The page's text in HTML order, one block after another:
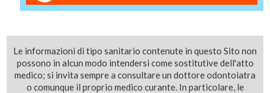
Le informazioni di tipo sanitario contenute in questo Sito non
possono in alcun modo intendersi come sostitutive dell'atto
medico; si invita sempre a consultare un dottore odontoiatra
o comunque il proprio medico curante. In particolare, le